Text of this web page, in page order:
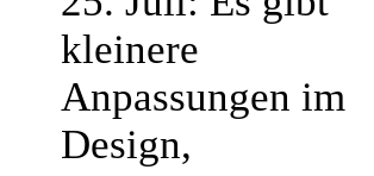
kleinere
Anpassungen im
Design,